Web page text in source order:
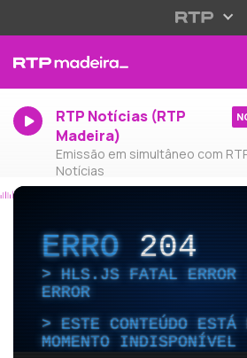
RTP Notícias (RTP
Madeira)
Emissão em simultâneo com
Notícias
ERRO204
HLS.JS FATAL ERROR
ERROR
ESTE CONTEÚDO ESTÁ
MOMENTO INDISPONÍVEL